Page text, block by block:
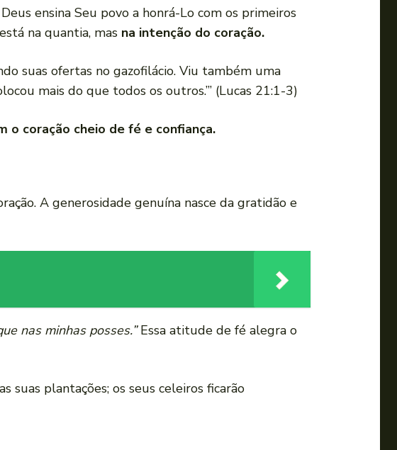
ensina Seu povo a honrá-Lo com os primeiros
na quantia, mas na intenção do coração.
suas ofertas no gazofilácio. Viu também uma
mais do que todos os outros.’” (Lucas 21:1-3)
o coração cheio de fé e confiança.
A generosidade genuína nasce da gratidão e
nas minhas posses.”Essa atitude de fé alegra o
suas plantações; os seus celeiros ficarão